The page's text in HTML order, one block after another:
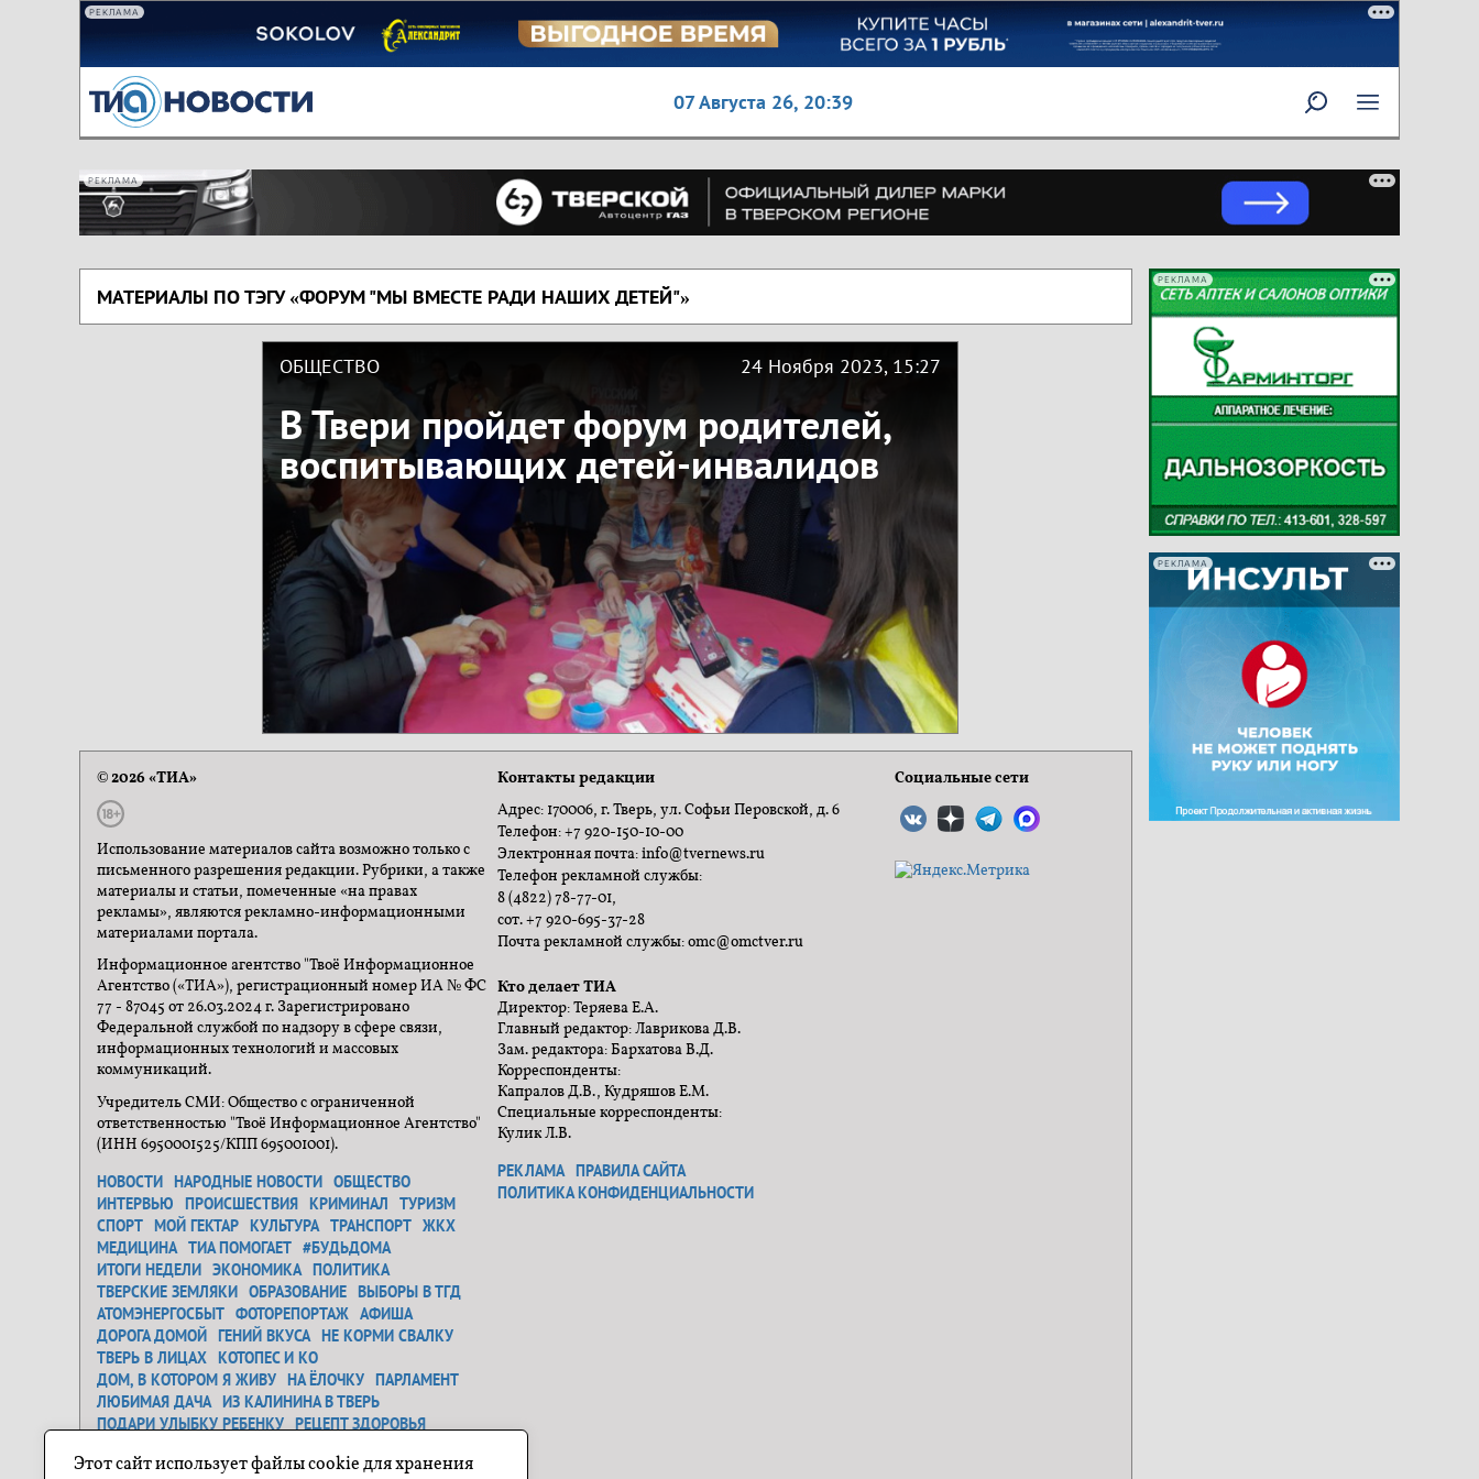
РЕКЛАМА
07 Августа 26, 20:39
РЕКЛАМА
МАТЕРИАЛЫ ПО ТЭГУ «ФОРУМ "МЫ ВМЕСТЕ РАДИ НАШИХ ДЕТЕЙ"»
ОБЩЕСТВО 24 Ноября 2023, 15:27
В Твери пройдет форум родителей,
воспитывающих детей-инвалидов
© 2026 «ТИА»
Использование материалов сайта возможно только с
письменного разрешения редакции. Рубрики, а также
материалы и статьи, помеченные «на правах
рекламы», являются рекламно-информационными
материалами портала.
Информационное агентство "Твоё Информационное
Агентство («ТИА»), регистрационный номер ИА № ФС
77 - 87045 от 26.03.2024 г. Зарегистрировано
Федеральной службой по надзору в сфере связи,
информационных технологий и массовых
коммуникаций.
Учредитель СМИ: Общество с ограниченной
ответственностью "Твоё Информационное Агентство"
(ИНН 6950001525/КПП 695001001).
НОВОСТИ НАРОДНЫЕ НОВОСТИ ОБЩЕСТВО
ИНТЕРВЬЮ
ПРОИСШЕСТВИЯ КРИМИНАЛ
ТУРИЗМ
СПОРТ МОЙ ГЕКТАР КУЛЬТУРА ТРАНСПОРТ ЖКХ
МЕДИЦИНА ТИА ПОМОГАЕТ #БУДЬДОМА
ИТОГИ НЕДЕЛИ ЭКОНОМИКА ПОЛИТИКА
ТВЕРСКИЕ ЗЕМЛЯКИ ОБРАЗОВАНИЕ ВЫБОРЫ В ТГД
АТОМЭНЕРГОСБЫТ ФОТОРЕПОРТАЖ АФИША
ДОРОГА ДОМОЙ ГЕНИЙ ВКУСА НЕ КОРМИ СВАЛКУ
ТВЕРЬ В ЛИЦАХ КОТОПЕС И КО
ДОМ, В КОТОРОМ Я ЖИВУ НА ЁЛОЧКУ ПАРЛАМЕНТ
ЛЮБИМАЯ ДАЧА ИЗ КАЛИНИНА В ТВЕРЬ
ПОДАРИ УЛЫБКУ РЕБЕНКУ РЕЦЕПТ ЗДОРОВЬЯ
САМОЕ ТРОГАТЕЛЬНОЕ ФОТО ГЕНЕРАЛЬНАЯ УБОРКА
Контакты редакции
Адрес: 170006, г. Тверь, ул. Софьи Перовской, д. 6
Телефон: +7 920-150-10-00
Электронная почта: info@tvernews.ru
Телефон рекламной службы:
8 (4822) 78-77-01,
сот. +7 920-695-37-28
Почта рекламной службы: omc@omctver.ru
Кто делает ТИА
Директор: Теряева Е.А.
Главный редактор: Лаврикова Д.В.
Зам. редактора: Бархатова В.Д.
Корреспонденты:
Капралов Д.В., Кудряшов Е.М.
Специальные корреспонденты:
Кулик Л.В.
РЕКЛАМА ПРАВИЛА САЙТА
ПОЛИТИКА КОНФИДЕНЦИАЛЬНОСТИ
Социальные сети
РЕКЛАМА
РЕКЛАМА
Этот сайт использует файлы cookie для хранения